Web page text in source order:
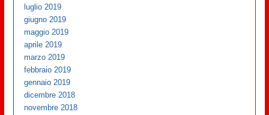
luglio 2019
giugno 2019
maggio 2019
aprile 2019
marzo 2019
febbraio 2019
gennaio 2019
dicembre 2018
novembre 2018